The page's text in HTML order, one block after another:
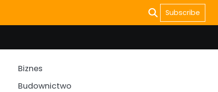
Subscribe
Biznes
Budownictwo